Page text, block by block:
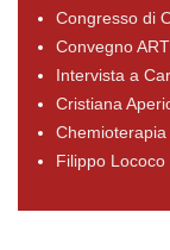
Congresso di
Convegno
Intervista a
Cristiana
Filippo Lococo